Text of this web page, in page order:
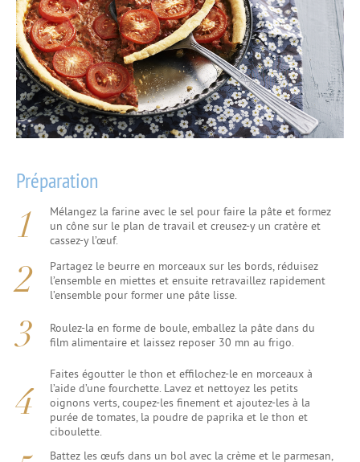
Préparation
Mélangez la farine avec le sel pour faire la pâte et formez
un cône sur le plan de travail et creusez-y un cratère et
cassez-y l’œuf.
Partagez le beurre en morceaux sur les bords, réduisez
l’ensemble en miettes et ensuite retravaillez rapidement
l’ensemble pour former une pâte lisse.
Roulez-la en forme de boule, emballez la pâte dans du
film alimentaire et laissez reposer 30 mn au frigo.
Faites égoutter le thon et effilochez-le en morceaux à
l’aide d’une fourchette. Lavez et nettoyez les petits
oignons verts, coupez-les finement et ajoutez-les à la
purée de tomates, la poudre de paprika et le thon et
ciboulette.
Battez les œufs dans un bol avec la crème et le parmesan,